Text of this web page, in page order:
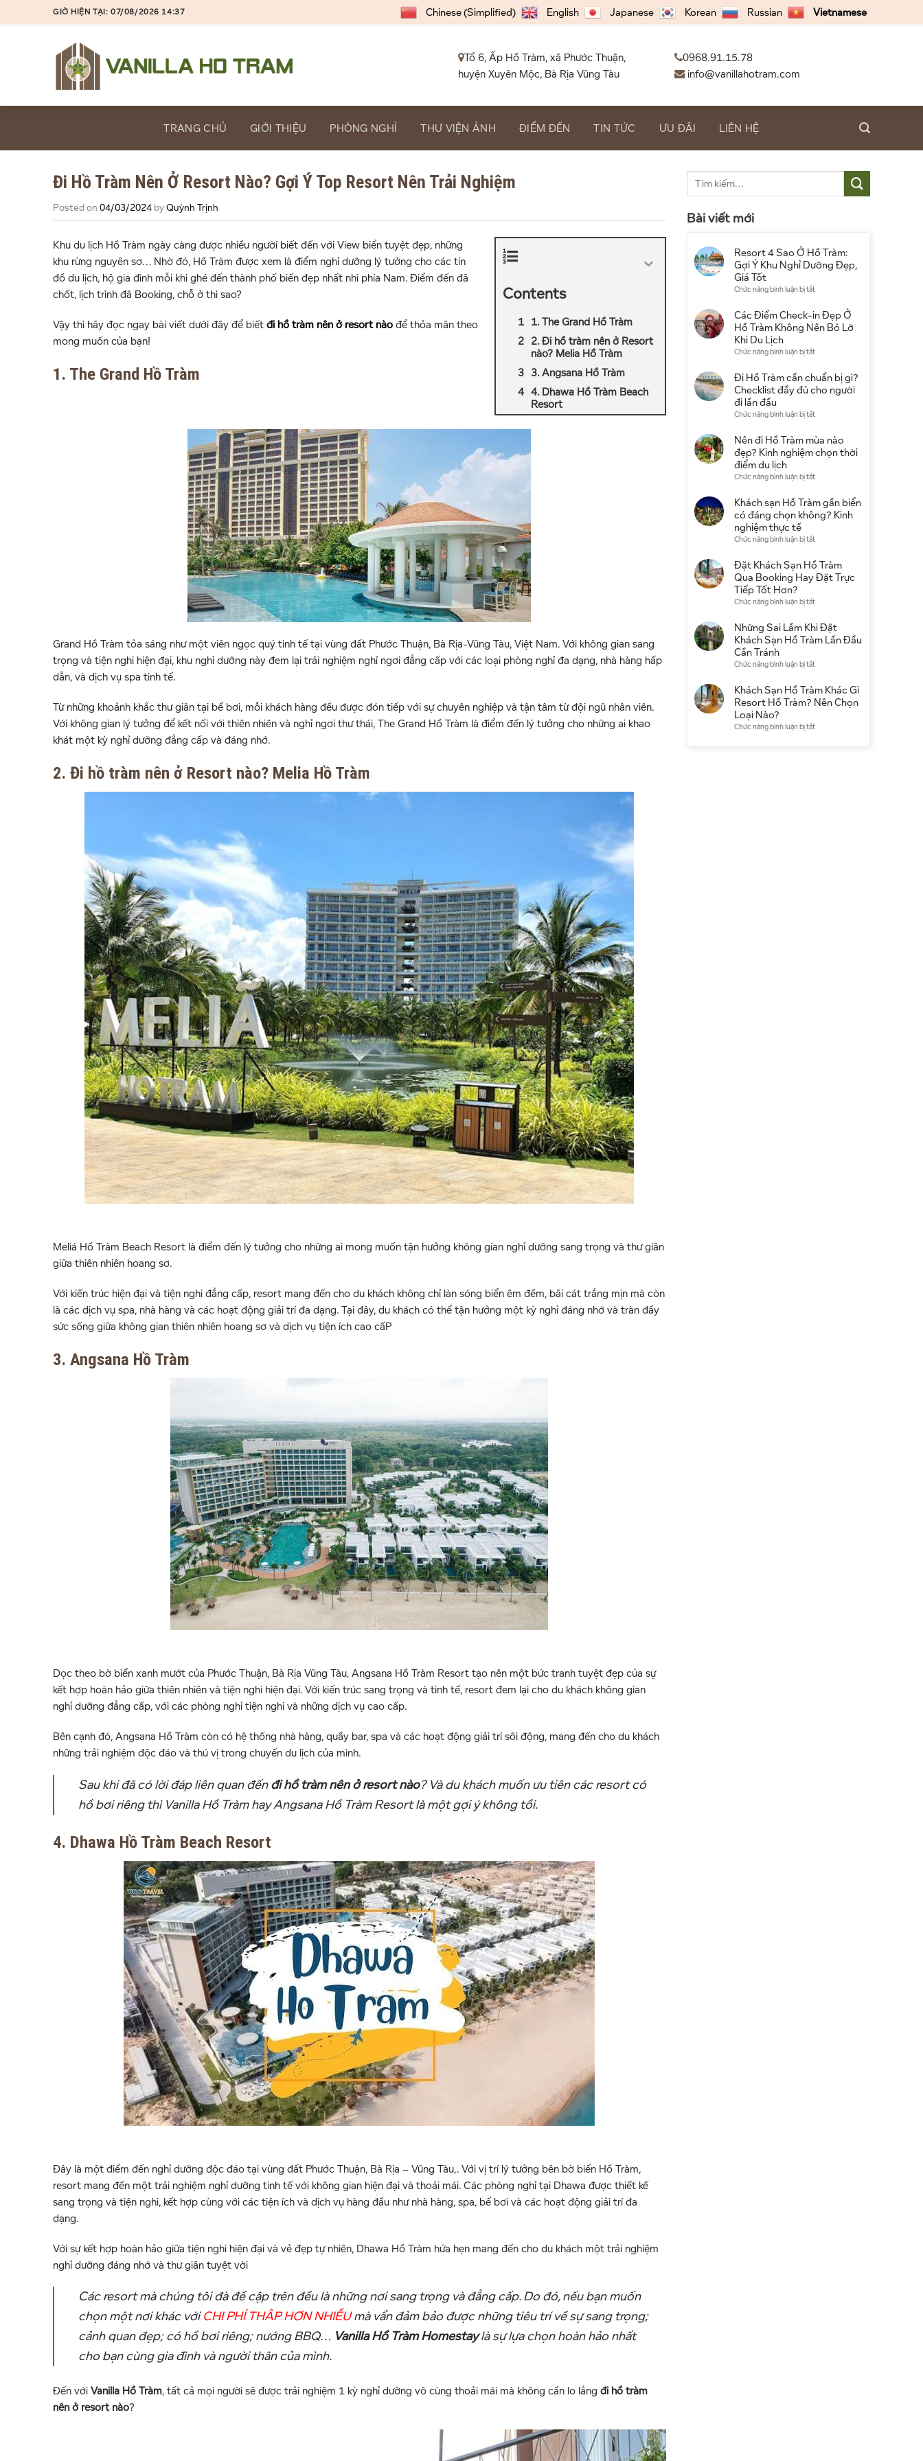
to
GIỜ HIỆN TẠI: 07/08/2026 14:37 Chinese (Simplified) English Japanese Korean Russian Vietnamese
Tổ 6, Ấp Hồ Tràm, xã Phước Thuận,
huyện Xuyên Mộc, Bà Rịa Vũng Tàu
0968.91.15.78
info@vanillahotram.com
TRANG CHỦ GIỚI THIỆU PHÒNG NGHỈ THƯ VIỆN ẢNH ĐIỂM ĐẾN TIN TỨC ƯU ĐÃI LIÊN HỆ
Đi Hồ Tràm Nên Ở Resort Nào? Gợi Ý Top Resort Nên Trải Nghiệm
Posted on 04/03/2024 byQuỳnh Trịnh
Contents
1. The Grand Hồ Tràm
2. Đi hồ tràm nên ở Resort
nào? Melia Hồ Tràm
3. Angsana Hồ Tràm
4. Dhawa Hồ Tràm Beach
Resort
Khu du lịch Hồ Tràm ngày càng được nhiều người biết đến với View biển tuyệt đẹp, những
khu rừng nguyên sơ… Nhờ đó, Hồ Tràm được xem là điểm nghỉ dưỡng lý tưởng cho các tín
đồ du lịch, hộ gia đình mỗi khi ghé đến thành phố biến đẹp nhất nhì phía Nam. Điểm đến đã
chốt, lịch trình đã Booking, chỗ ở thì sao?
Vậy thì hãy đọc ngay bài viết dưới đây để biết đi hồ tràm nên ở resort nào để thỏa mãn theo
mong muốn của bạn!
1. The Grand Hồ Tràm
Grand Hồ Tràm tỏa sáng như một viên ngọc quý tinh tế tại vùng đất Phước Thuận, Bà Rịa-Vũng Tàu, Việt Nam. Với không gian sang
trọng và tiện nghi hiện đại, khu nghỉ dưỡng này đem lại trải nghiệm nghỉ ngơi đẳng cấp với các loại phòng nghỉ đa dạng, nhà hàng hấp
dẫn, và dịch vụ spa tinh tế.
Từ những khoảnh khắc thư giãn tại bể bơi, mỗi khách hàng đều được đón tiếp với sự chuyên nghiệp và tận tâm từ đội ngũ nhân viên.
Với không gian lý tưởng để kết nối với thiên nhiên và nghỉ ngơi thư thái, The Grand Hồ Tràm là điểm đến lý tưởng cho những ai khao
khát một kỳ nghỉ dưỡng đẳng cấp và đáng nhớ.
2. Đi hồ tràm nên ở Resort nào? Melia Hồ Tràm
Meliá Hồ Tràm Beach Resort là điểm đến lý tưởng cho những ai mong muốn tận hưởng không gian nghỉ dưỡng sang trọng và thư giãn
giữa thiên nhiên hoang sơ.
Với kiến trúc hiện đại và tiện nghi đẳng cấp, resort mang đến cho du khách không chỉ làn sóng biển êm đềm, bãi cát trắng mịn mà còn
là các dịch vụ spa, nhà hàng và các hoạt động giải trí đa dạng. Tại đây, du khách có thể tận hưởng một kỳ nghỉ đáng nhớ và tràn đầy
sức sống giữa không gian thiên nhiên hoang sơ và dịch vụ tiện ích cao cấP
3. Angsana Hồ Tràm
Dọc theo bờ biển xanh mướt của Phước Thuận, Bà Rịa Vũng Tàu, Angsana Hồ Tràm Resort tạo nên một bức tranh tuyệt đẹp của sự
kết hợp hoàn hảo giữa thiên nhiên và tiện nghi hiện đại. Với kiến trúc sang trọng và tinh tế, resort đem lại cho du khách không gian
nghỉ dưỡng đẳng cấp, với các phòng nghỉ tiện nghi và những dịch vụ cao cấp.
Bên cạnh đó, Angsana Hồ Tràm còn có hệ thống nhà hàng, quầy bar, spa và các hoạt động giải trí sôi động, mang đến cho du khách
những trải nghiệm độc đáo và thú vị trong chuyến du lịch của mình.
Sau khi đã có lời đáp liên quan đếnđi hồ tràm nên ở resort nào? Và du khách muốn ưu tiên các resort có
hồ bơi riêng thì Vanilla Hồ Tràm hay Angsana Hồ Tràm Resort là một gợi ý không tồi.
4. Dhawa Hồ Tràm Beach Resort
Đây là một điểm đến nghỉ dưỡng độc đáo tại vùng đất Phước Thuận, Bà Rịa – Vũng Tàu,. Với vị trí lý tưởng bên bờ biển Hồ Tràm,
resort mang đến một trải nghiệm nghỉ dưỡng tinh tế với không gian hiện đại và thoải mái. Các phòng nghỉ tại Dhawa được thiết kế
sang trọng và tiện nghi, kết hợp cùng với các tiện ích và dịch vụ hàng đầu như nhà hàng, spa, bể bơi và các hoạt động giải trí đa
dạng.
Với sự kết hợp hoàn hảo giữa tiện nghi hiện đại và vẻ đẹp tự nhiên, Dhawa Hồ Tràm hứa hẹn mang đến cho du khách một trải nghiệm
nghỉ dưỡng đáng nhớ và thư giãn tuyệt vời
Các resort mà chúng tôi đà đề cập trên đều là những nơi sang trọng và đẳng cấp. Do đó, nếu bạn muốn
chọn một nơi khác vớiCHI PHÍ THÂP HƠN NHIỀUmà vẩn đảm bảo được những tiêu trí về sự sang trọng;
cảnh quan đẹp; có hồ bơi riêng; nướng BBQ… Vanilla Hồ Tràm Homestaylà sự lựa chọn hoàn hảo nhất
cho bạn cùng gia đình và người thân của mình.
Đến với Vanilla Hồ Tràm, tất cả mọi người sẽ được trải nghiệm 1 kỳ nghỉ dưỡng vô cùng thoải mái mà không cần lo lắng đi hồ tràm
nên ở resort nào?
Bài viết mới
Resort 4 Sao Ở Hồ Tràm:
Gợi Ý Khu Nghỉ Dưỡng Đẹp,
Giá Tốt
Chức năng bình luận bị tắtở
4
Sao
Gợi
Ý
Khu
Dưỡng
Giá
Tốt
Các Điểm Check-in Đẹp Ở
Hồ Tràm Không Nên Bỏ Lỡ
Khi Du Lịch
Chức năng bình luận bị tắtở
Điểm
Check-
Tràm
Không
Bỏ
Khi
Du
Đi Hồ Tràm cần chuẩn bị gì?
Checklist đầy đủ cho người
đi lần đầu
Chức năng bình luận bị tắtở
Hồ
Tràm
Checklist
đầy
cho
đi
lần
Nên đi Hồ Tràm mùa nào
đẹp? Kinh nghiệm chọn thời
điểm du lịch
Chức năng bình luận bị tắtở
đi
Tràm
đẹp?
Kinh
nghiệm
thời
du
lịch
Khách sạn Hồ Tràm gần biển
có đáng chọn không? Kinh
nghiệm thực tế
Chức năng bình luận bị tắtở
sạn
Hồ
Tràm
đáng
chọn
Kinh
thực
tế
Đặt Khách Sạn Hồ Tràm
Qua Booking Hay Đặt Trực
Tiếp Tốt Hơn?
Chức năng bình luận bị tắtở
Khách
Sạn
Hay
Đặt
Tiếp
Những Sai Lầm Khi Đặt
Khách Sạn Hồ Tràm Lần Đầu
Cần Tránh
Chức năng bình luận bị tắtở
Sai
Lầm
Khách Sạn Hồ Tràm Khác Gì
Resort Hồ Tràm? Nên Chọn
Loại Nào?
Chức năng bình luận bị tắtở